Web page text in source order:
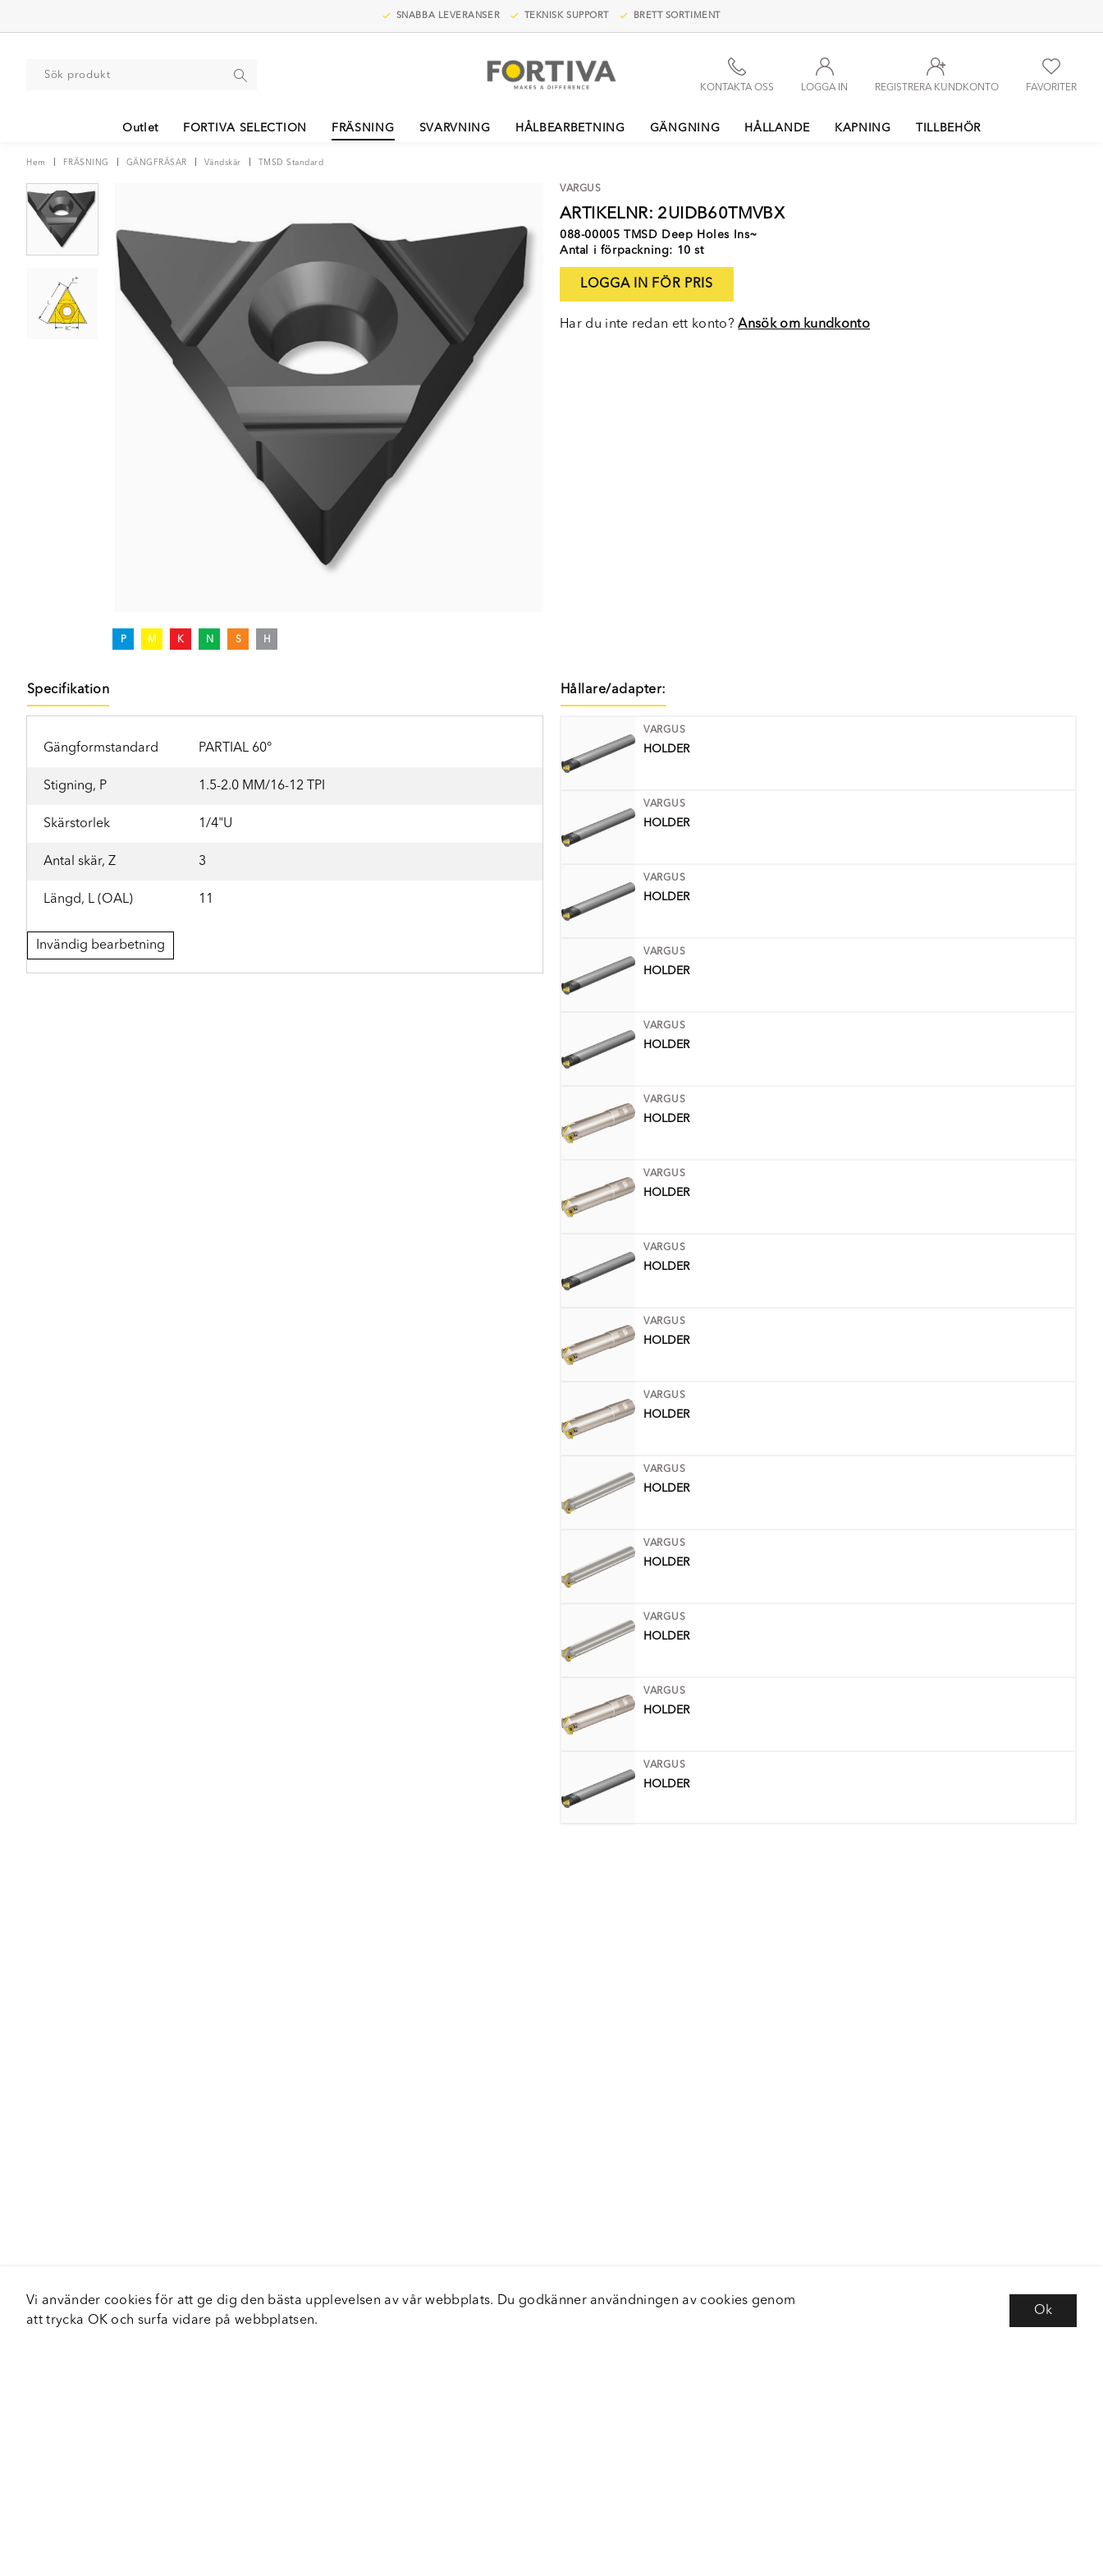
SNABBA LEVERANSER TEKNISK SUPPORT BRETT SORTIMENT
FAVORITER
REGISTRERA KUNDKONTO
LOGGA IN
KONTAKTA OSS
Outlet FORTIVA SELECTION FRÄSNING SVARVNING HÅLBEARBETNING GÄNGNING HÅLLANDE KAPNING TILLBEHÖR
Hem FRÄSNING GÄNGFRÄSAR Vändskär TMSD Standard
P M K N S H
VARGUS
ARTIKELNR: 2UIDB60TMVBX
088-00005 TMSD Deep Holes Ins~
Antal i förpackning: 10 st
LOGGA IN FÖR PRIS
Har du inte redan ett konto?Ansök om kundkonto
Specifikation
Gängformstandard PARTIAL 60°
Stigning, P 1.5-2.0 MM/16-12 TPI
Skärstorlek 1/4"U
Antal skär, Z 3
Längd, L (OAL) 11
Invändig bearbetning
Hållare/adapter:
VARGUS
HOLDER
VARGUS
HOLDER
VARGUS
HOLDER
VARGUS
HOLDER
VARGUS
HOLDER
VARGUS
HOLDER
VARGUS
HOLDER
VARGUS
HOLDER
VARGUS
HOLDER
VARGUS
HOLDER
VARGUS
HOLDER
VARGUS
HOLDER
VARGUS
HOLDER
VARGUS
HOLDER
VARGUS
HOLDER
Vi använder cookies för att ge dig den bästa upplevelsen av vår webbplats. Du godkänner användningen av cookies genom
att trycka OK och surfa vidare på webbplatsen.
Ok